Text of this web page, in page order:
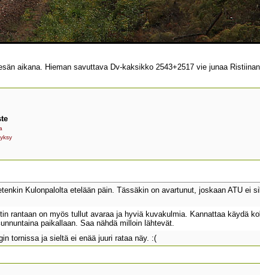
aikana. Hieman savuttava Dv-kaksikko 2543+2517 vie junaa
Kulonpalolta etelään päin. Tässäkin on avartunut, joskaan ATU ei
rantaan on myös tullut avaraa ja hyviä kuvakulmia. Kannattaa käydä
paikallaan. Saa nähdä milloin lähtevät.
tornissa ja sieltä ei enää juuri rataa näy. :(